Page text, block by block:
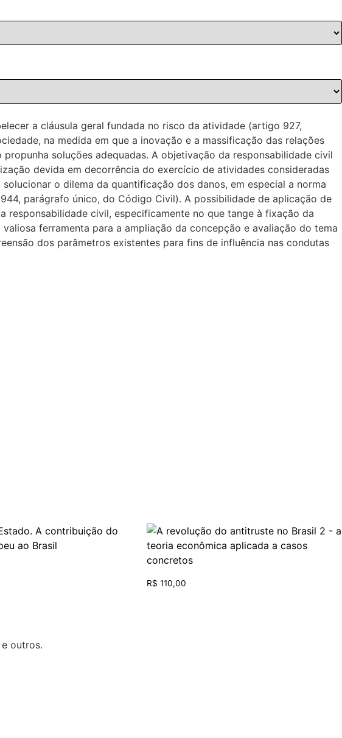
a cláusula geral fundada no risco da atividade (artigo 927,
na medida em que a inovação e a massificação das relações
soluções adequadas. A objetivação da responsabilidade civil
devida em decorrência do exercício de atividades consideradas
o dilema da quantificação dos danos, em especial a norma
parágrafo único, do Código Civil). A possibilidade de aplicação de
responsabilidade civil, especificamente no que tange à fixação da
ferramenta para a ampliação da concepção e avaliação do tema
dos parâmetros existentes para fins de influência nas condutas
R$ 110,00
outros.